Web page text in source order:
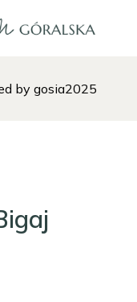
by gosia2025